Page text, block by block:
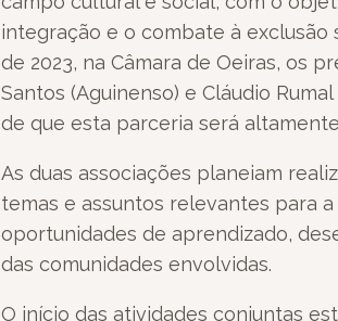
integração e o combate à exclusão
de 2023, na Câmara de Oeiras, os
Santos (Aguinenso) e Cláudio
de que esta parceria será
As duas associações planeiam
temas e assuntos relevantes para
oportunidades de aprendizado,
das comunidades envolvidas.
O início das atividades conjuntas